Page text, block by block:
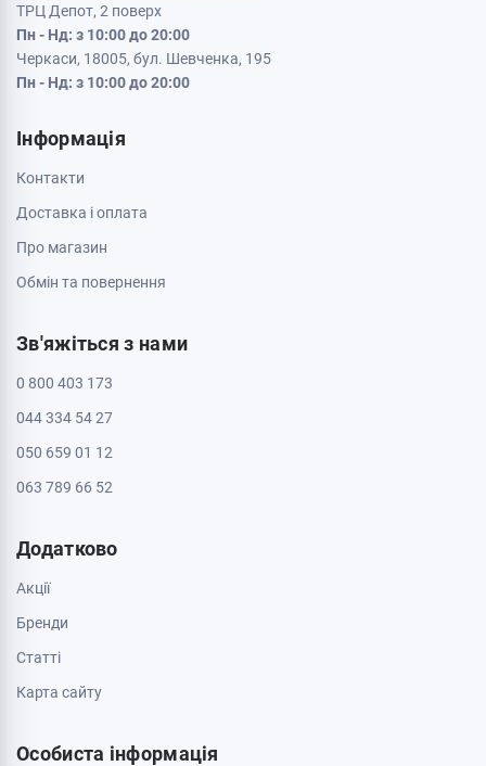
ТРЦ Депот, 2 поверх
Пн - Нд: з 10:00 до 20:00
Черкаси, 18005, бул. Шевченка, 195
Пн - Нд: з 10:00 до 20:00
Інформація
Контакти
Доставка і оплата
Про магазин
Обмін та повернення
Зв'яжіться з нами
0 800 403 173
044 334 54 27
050 659 01 12
063 789 66 52
Додатково
Акції
Бренди
Cтатті
Карта сайту
Особиста інформація